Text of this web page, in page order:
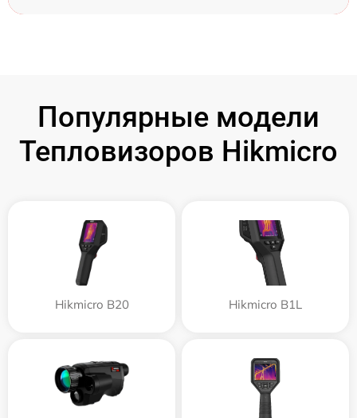
Популярные модели
Тепловизоров Hikmicro
Hikmicro B20 Hikmicro B1L